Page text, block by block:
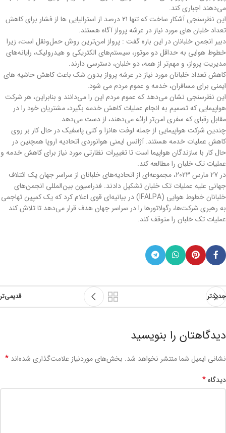
می‌دهند اجباری کند.
این نظرسنجی آشکار ساخت که تنها ۲۱ درصد از استرالیایی ها از فشار برای کاهش
تعداد خلبان های مورد نیاز در عرشه پرواز آگاه هستند.
دبیر انجمن خلبانان در این باره گفت : پرواز امن‌ترین روش حمل‌ونقل است، زیرا
خطوط هوایی به‌ حداقل دو موتور، سیستم‌های الکتریکی و هیدرولیک، رایانه‌های
مدیریت پرواز، و مهم‌تر از همه، دو خلبان، دسترسی دارند.
کاهش تعداد خلبانان مورد نیاز در عرشه پرواز بدون شک باعث کاهش حاشیه های
ایمنی برای مسافران، خدمه و عموم مردم می شود.
این نظرسنجی نشان می‌دهد که عموم مردم این را می‌دانند و بنابراین، هر شرکت
هواپیمایی که تصمیم به انجام عملیات کاهش خدمه بگیرد، مشتریان خود را در
مقابل رقبای که سفری امن‌تر ارائه می‌دهند، از دست می‌دهد.
چندین شرکت هواپیمایی از جمله لوفت هانزا و کتی پاسفیک در حال کار بر روی
کاهش عملیات خدمه هستند. آژانس ایمنی هوانوردی اتحادیه اروپا همچنین در
حال کار با سازندگان هواپیما است تا تغییرات نظارتی مورد نیاز برای کاهش خدمه و
عملیات تک خلبان را مطالعه کند.
در ۲۷ مارس ۲۰۲۳، مجموعه‌ای از اتحادیه‌های خلبانان از سراسر جهان یک ائتلاف
جهانی علیه عملیات تک خلبان تشکیل دادند. فدراسیون بین‌المللی انجمن‌های
خلبانان خطوط هوایی (IFALPA) در بیانیه‌ای قوی اعلام کرد که یک کمپین تهاجمی
به رهبری شرکت‌ها، رگولاتورها را در سراسر جهان هدف قرار می‌دهد تا تلاش کند
عملیات تک خلبان را متوقف کند.
جدیدتر قدیمی‌تر
دیدگاهتان را بنویسید
نشانی ایمیل شما منتشر نخواهد شد. بخش‌های موردنیاز علامت‌گذاری شده‌اند *
دیدگاه*